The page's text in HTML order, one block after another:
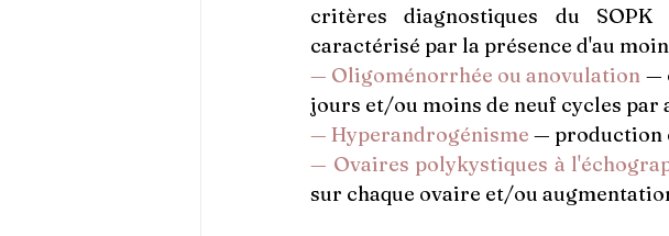
critères diagnostiques du
caractérisé par la présence d'au
— Oligoménorrhée ou anovulation —
jours et/ou moins de neuf cycles par
— Hyperandrogénisme — production
— Ovaires polykystiques à
sur chaque ovaire et/ou